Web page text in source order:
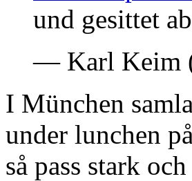
und gesittet
— Karl Keim
I München
under lunchen
så pass stark